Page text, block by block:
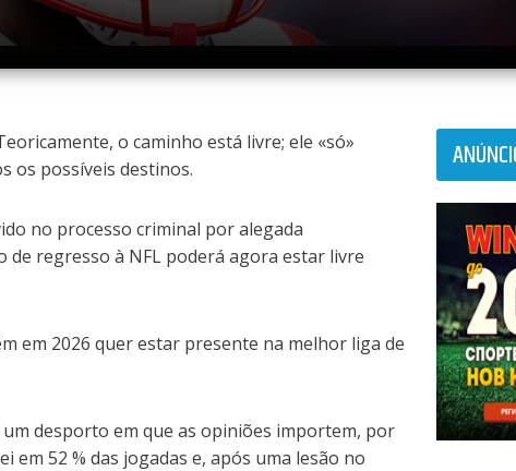
o caminho está livre; ele «só»
os possíveis destinos.
no processo criminal por alegada
de regresso à NFL poderá agora estar livre
em 2026 quer estar presente na melhor liga de
desporto em que as opiniões importem, por
em 52 % das jogadas e, após uma lesão no